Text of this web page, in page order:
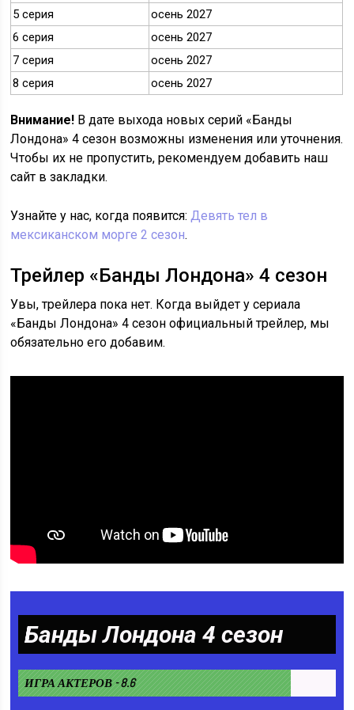
5 серия
осень 2027
6 серия
осень 2027
7 серия
осень 2027
8 серия
осень 2027
Внимание! В дате выхода новых серий «Банды
Лондона» 4 сезон возможны изменения или уточнения.
Чтобы их не пропустить, рекомендуем добавить наш
сайт в закладки.
Узнайте у нас, когда появится:Девять тел в
мексиканском морге 2 сезон.
Трейлер «Банды Лондона» 4 сезон
Увы, трейлера пока нет. Когда выйдет у сериала
«Банды Лондона» 4 сезон официальный трейлер, мы
обязательно его добавим.
Банды Лондона 4 сезон
ИГРА АКТЕРОВ - 8.6